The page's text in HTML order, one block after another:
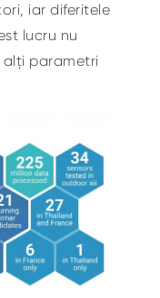
iar diferitele
lucru nu
parametri